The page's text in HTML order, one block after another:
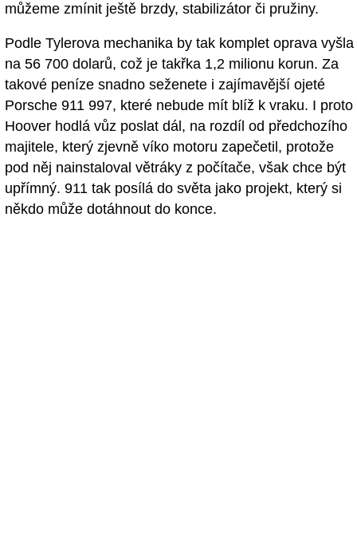
můžeme zmínit ještě brzdy, stabilizátor či pružiny.
Podle Tylerova mechanika by tak komplet oprava vyšla
na 56 700 dolarů, což je takřka 1,2 milionu korun. Za
takové peníze snadno seženete i zajímavější ojeté
Porsche 911 997, které nebude mít blíž k vraku. I proto
Hoover hodlá vůz poslat dál, na rozdíl od předchozího
majitele, který zjevně víko motoru zapečetil, protože
pod něj nainstaloval větráky z počítače, však chce být
upřímný. 911 tak posílá do světa jako projekt, který si
někdo může dotáhnout do konce.